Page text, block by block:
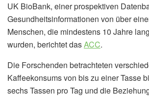
UK BioBank, einer prospektiven
Gesundheitsinformationen von über
Menschen, die mindestens 10 Jahre
wurden, berichtet dasACC.
Die Forschenden betrachteten
Kaffeekonsums von bis zu einer Tasse
sechs Tassen pro Tag und die